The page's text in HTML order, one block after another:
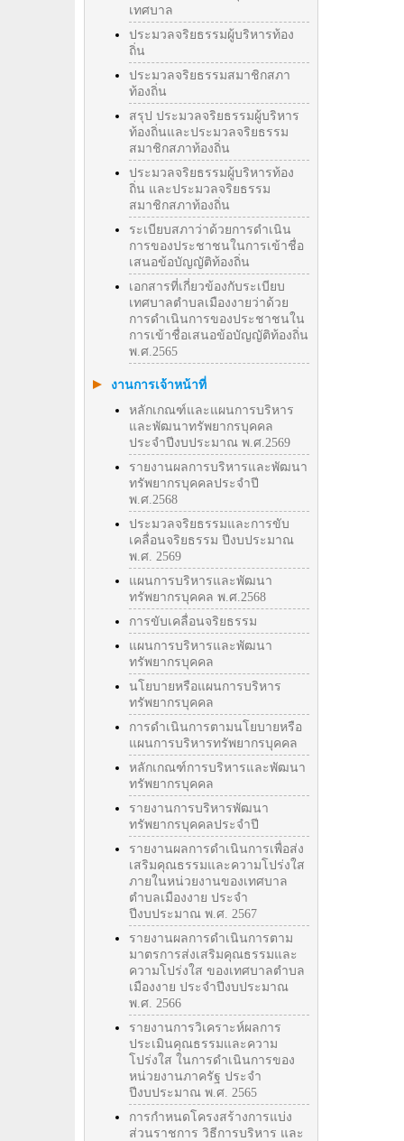
เทศบาล
ประมวลจริยธรรมผู้บริหารท้อง
ถิ่น
ประมวลจริยธรรมสมาชิกสภา
ท้องถิ่น
สรุป ประมวลจริยธรรมผู้บริหาร
ท้องถิ่นและประมวลจริยธรรม
สมาชิกสภาท้องถิ่น
ประมวลจริยธรรมผู้บริหารท้อง
ถิ่น และประมวลจริยธรรม
สมาชิกสภาท้องถิ่น
ระเบียบสภาว่าด้วยการดำเนิน
การของประชาชนในการเข้าชื่อ
เสนอข้อบัญญัติท้องถิ่น
เอกสารที่เกี่ยวข้องกับระเบียบ
เทศบาลตำบลเมืองงายว่าด้วย
การดำเนินการของประชาชนใน
การเข้าชื่อเสนอข้อบัญญัติท้องถิ่น
พ.ศ.2565
งานการเจ้าหน้าที่
หลักเกณฑ์และแผนการบริหาร
และพัฒนาทรัพยากรบุคคล
ประจำปีงบประมาณ พ.ศ.2569
รายงานผลการบริหารและพัฒนา
ทรัพยากรบุคคลประจำปี
พ.ศ.2568
ประมวลจริยธรรมและการขับ
เคลื่อนจริยธรรม ปีงบประมาณ
พ.ศ. 2569
แผนการบริหารและพัฒนา
ทรัพยากรบุคคล พ.ศ.2568
การขับเคลื่อนจริยธรรม
แผนการบริหารและพัฒนา
ทรัพยากรบุคคล
นโยบายหรือแผนการบริหาร
ทรัพยากรบุคคล
การดำเนินการตามนโยบายหรือ
แผนการบริหารทรัพยากรบุคคล
หลักเกณฑ์การบริหารและพัฒนา
ทรัพยากรบุคคล
รายงานการบริหารพัฒนา
ทรัพยากรบุคคลประจำปี
รายงานผลการดำเนินการเพื่อส่ง
เสริมคุณธรรมและความโปร่งใส
ภายในหน่วยงานของเทศบาล
ตำบลเมืองงาย ประจำ
ปีงบประมาณ พ.ศ. 2567
รายงานผลการดำเนินการตาม
มาตรการส่งเสริมคุณธรรมและ
ความโปร่งใส ของเทศบาลตำบล
เมืองงาย ประจำปีงบประมาณ
พ.ศ. 2566
รายงานการวิเคราะห์ผลการ
ประเมินคุณธรรมและความ
โปร่งใส ในการดำเนินการของ
หน่วยงานภาครัฐ ประจำ
ปีงบประมาณ พ.ศ. 2565
การกำหนดโครงสร้างการแบ่ง
ส่วนราชการ วิธีการบริหาร และ